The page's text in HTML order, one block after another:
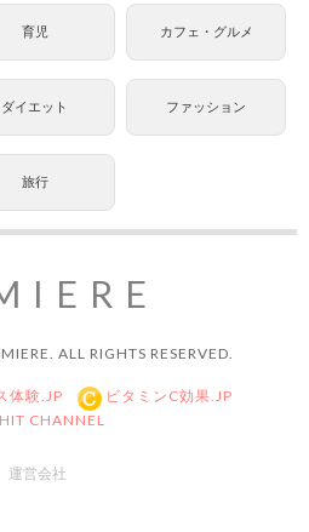
育児 カフェ・グルメ
ダイエット ファッション
旅行
ALL RIGHTS RESERVED.
体験.JP
ビタミンC効果.JP
CHANNEL
運営会社